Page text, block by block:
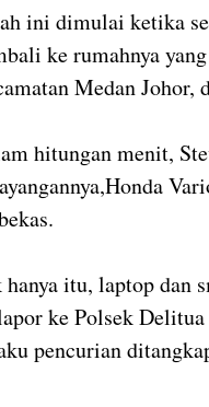
ini dimulai ketika
ke rumahnya
Medan Johor,
hitungan menit,
hanya itu, laptop dan
ke Polsek
pencurian